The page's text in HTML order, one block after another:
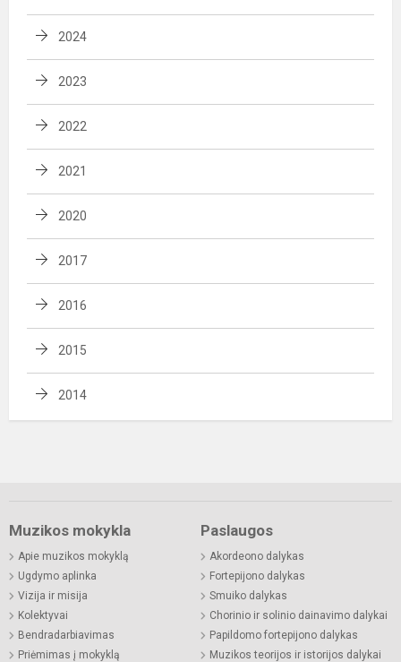
2024
2023
2022
2021
2020
2017
2016
2015
2014
Muzikos mokykla
Apie muzikos mokyklą
Ugdymo aplinka
Vizija ir misija
Kolektyvai
Bendradarbiavimas
Priėmimas į mokyklą
Paslaugos
Akordeono dalykas
Fortepijono dalykas
Smuiko dalykas
Chorinio ir solinio dainavimo dalykai
Papildomo fortepijono dalykas
Muzikos teorijos ir istorijos dalykai